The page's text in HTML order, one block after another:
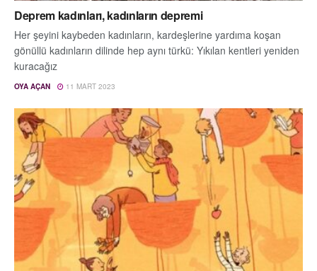
Deprem kadınları, kadınların depremi
Her şeyini kaybeden kadınların, kardeşlerine yardıma koşan
gönüllü kadınların dilinde hep aynı türkü: Yıkılan kentleri yeniden
kuracağız
OYA AÇAN 11 MART 2023